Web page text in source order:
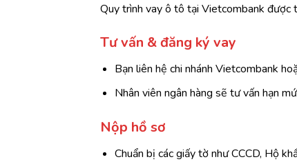
Quy trình vay ô tô tại Vietcombank được
Tư vấn & đăng ký vay
Bạn liên hệ chi nhánh Vietcombank
Nhân viên ngân hàng sẽ tư vấn hạn
Nộp hồ sơ
Chuẩn bị các giấy tờ như CCCD, Hộ